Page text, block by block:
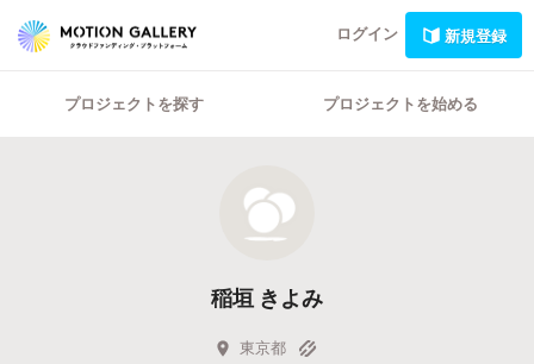
ログイン 新規登録
プロジェクトを探す プロジェクトを始める
稲垣 きよみ
東京都